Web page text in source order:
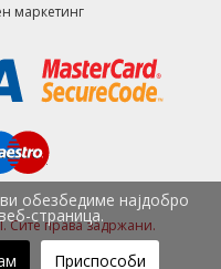
маркетинг
права задржани.
обезбедиме најдобро
страница.
Приспособи